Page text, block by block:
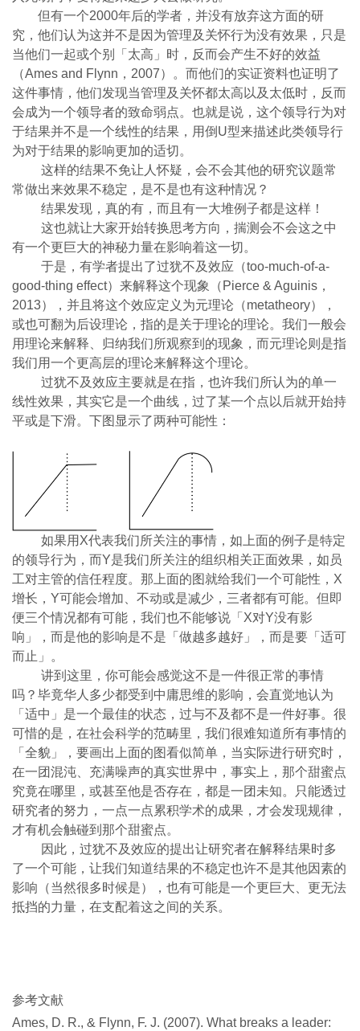
但有一个2000年后的学者，并没有放弃这方面的研
究，他们认为这并不是因为管理及关怀行为没有效果，只是
当他们一起或个别「太高」时，反而会产生不好的效益
（Ames and Flynn，2007）。而他们的实证资料也证明了
这件事情，他们发现当管理及关怀都太高以及太低时，反而
会成为一个领导者的致命弱点。也就是说，这个领导行为对
于结果并不是一个线性的结果，用倒U型来描述此类领导行
为对于结果的影响更加的适切。
这样的结果不免让人怀疑，会不会其他的研究议题常
常做出来效果不稳定，是不是也有这种情况？
结果发现，真的有，而且有一大堆例子都是这样！
这也就让大家开始转换思考方向，揣测会不会这之中
有一个更巨大的神秘力量在影响着这一切。
于是，有学者提出了过犹不及效应（too-much-of-a-
good-thing effect）来解释这个现象
（ Pierce & Aguinis ，
2013）
，并且将这个效应定义为元理论（metatheory），
或也可翻为后设理论，指的是关于理论的理论。 我们一般会
用理论来解释、归纳我们所观察到的现象，而元理论则是指
我们用一个更高层的理论来解释这个理论。
过犹不及效应主要就是在指，也许我们所认为的单一
线性效果，其实它是一个曲线，过了某一个点以后就开始持
平或是下滑。下图显示了两种可能性：
如果用X代表我们所关注的事情，如上面的例子是特定
的领导行为，而Y是我们所关注的组织相关正面效果，如员
工对主管的信任程度。那上面的图就给我们一个可能性，X
增长，Y可能会增加、不动或是减少，三者都有可能。但即
便三个情况都有可能，我们也不能够说「X对Y没有影
响」，而是他的影响是不是「做越多越好」，而是要「适可
而止」。
讲到这里，你可能会感觉这不是一件很正常的事情
吗？毕竟华人多少都受到中庸思维的影响，会直觉地认为
「适中」是一个最佳的状态，过与不及都不是一件好事。很
可惜的是，在社会科学的范畴里，我们很难知道所有事情的
「全貌」，要画出上面的图看似简单，当实际进行研究时，
在一团混沌、充满噪声的真实世界中，事实上，那个甜蜜点
究竟在哪里，或甚至他是否存在，都是一团未知。只能透过
研究者的努力，一点一点累积学术的成果，才会发现规律，
才有机会触碰到那个甜蜜点。
因此，过犹不及效应的提出让研究者在解释结果时多
了一个可能，让我们知道结果的不稳定也许不是其他因素的
影响（当然很多时候是），也有可能是一个更巨大、更无法
抵挡的力量，在支配着这之间的关系。
参考文献
Ames, D. R., & Flynn, F. J. (2007). What breaks a leader: